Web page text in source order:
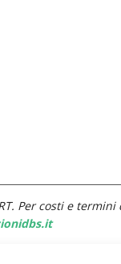
Per costi e termini